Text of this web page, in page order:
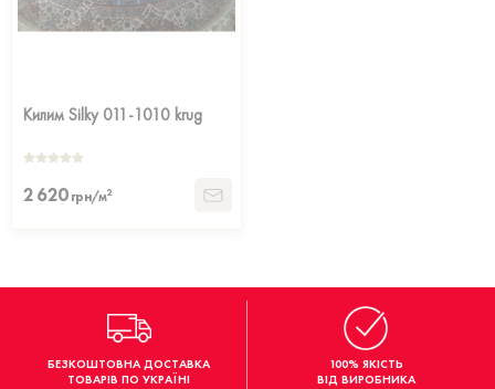
Килим Silky 011-1010 krug
2 620 грн/м2
БЕЗКОШТОВНА ДОСТАВКА
ТОВАРІВ ПО УКРАЇНІ
100% ЯКІСТЬ
ВІД ВИРОБНИКА